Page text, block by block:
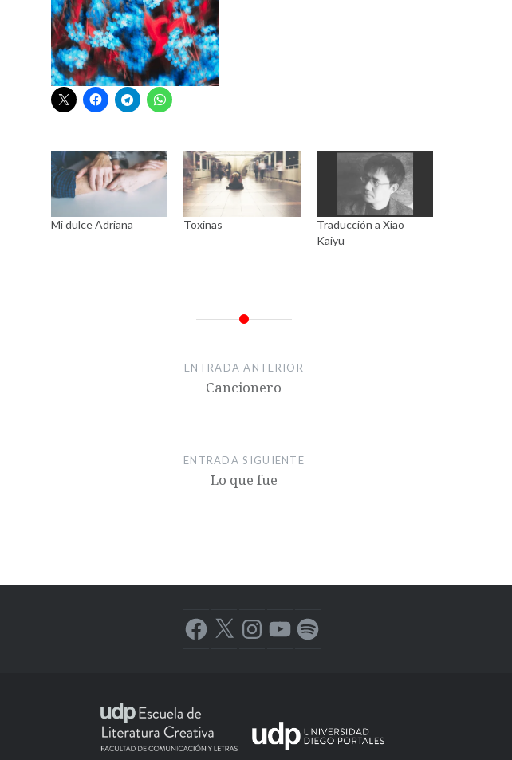
Mi dulce Adriana Toxinas
Traducción a Xiao
Kaiyu
ENTRADA ANTERIOR
Cancionero
ENTRADA SIGUIENTE
Lo que fue
Facebook
X InstagramYouTubeSpotify